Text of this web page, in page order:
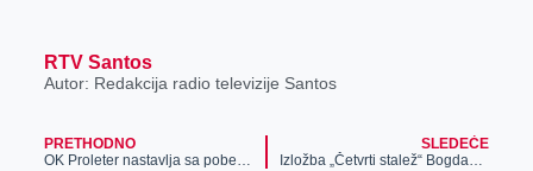
RTV Santos
Autor: Redakcija radio televizije Santos
PRETHODNO
OK Proleter nastavlja sa pobedama
SLEDEĆE
Izložba „Četvrti stalež“ Bogdana Đorića